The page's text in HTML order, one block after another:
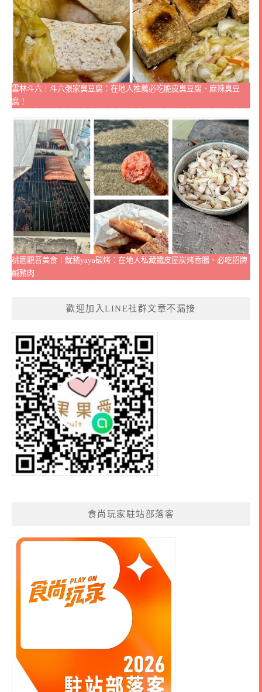
雲林斗六｜斗六張家臭豆腐：在地人推薦必吃脆皮臭豆腐、麻辣臭豆
腐！
桃園觀音美食｜魷豬yaya碳烤：在地人私藏鐵皮屋炭烤香腸、必吃招牌
鹹豬肉
歡迎加入LINE社群文章不漏接
食尚玩家駐站部落客